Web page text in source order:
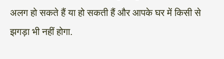
अलग हो सकते हैं या हो सकती हैं और आपके घर में किसी से
झगड़ा भी नहीं होगा.